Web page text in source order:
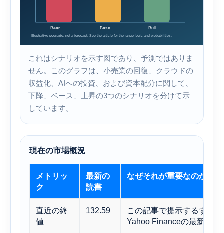
これはシナリオを示す図であり、予測ではありま
せん。このグラフは、小売業の回復、クラウドの
収益化、AIへの投資、および資本配分に関して、
下降、ベース、上昇の3つのシナリオを分けて示
しています。
現在の市場概況
メトリッ
ク
最新の
読書
なぜそれが重要なのか
直近の終
値
132.59
この記事で提示するすべ
Yahoo Financeの最新終値